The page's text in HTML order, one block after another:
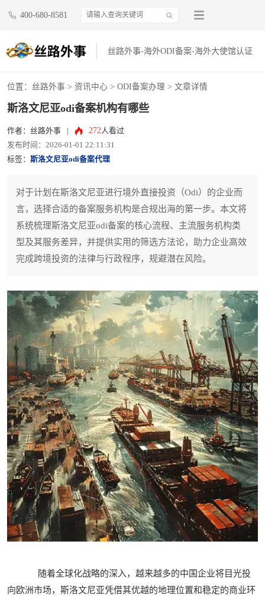
400-680-8581
丝路外事-海外ODI备案-海外大使馆认证
位置： 丝路外事 > 资讯中心 > ODI备案办理 > 文章详情
斯洛文尼亚odi备案机构有哪些
作者：丝路外事 272人看过
发布时间：2026-01-01 22:11:31
标签： 斯洛文尼亚odi备案代理
对于计划在斯洛文尼亚进行境外直接投资（Odi）的企业而
言，选择合适的备案服务机构是合规出海的第一步。本文将
系统梳理斯洛文尼亚odi备案的核心流程、主流服务机构类
型及其服务差异，并提供实用的筛选方法论，助力企业高效
完成跨境投资的法律与行政程序，规避潜在风险。
随着全球化战略的深入，越来越多的中国企业将目光投
向欧洲市场，斯洛文尼亚凭借其优越的地理位置和稳定的商业环